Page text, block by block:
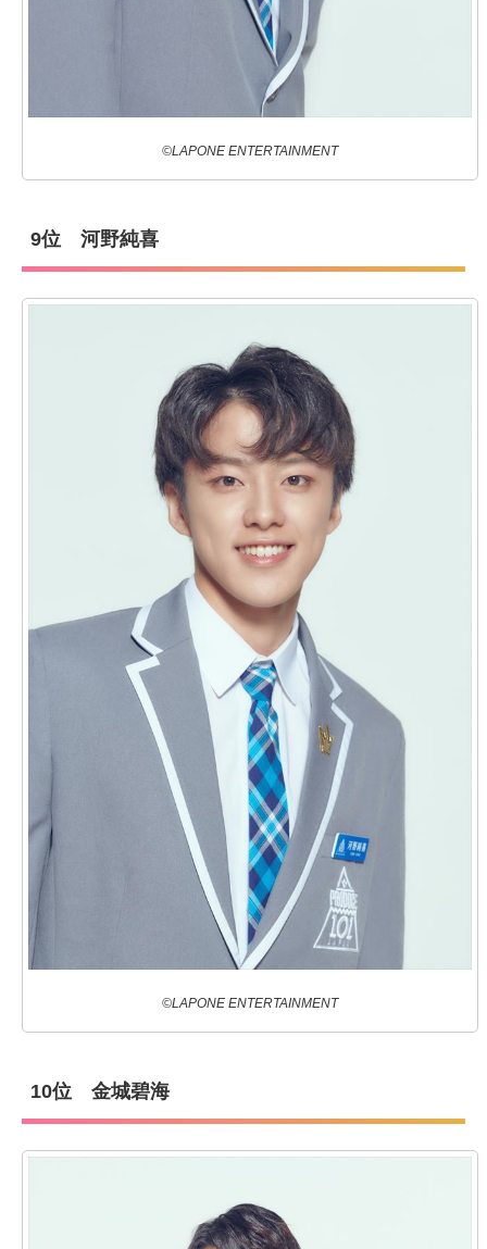
©LAPONE ENTERTAINMENT
9位 河野純喜
©LAPONE ENTERTAINMENT
10位 金城碧海